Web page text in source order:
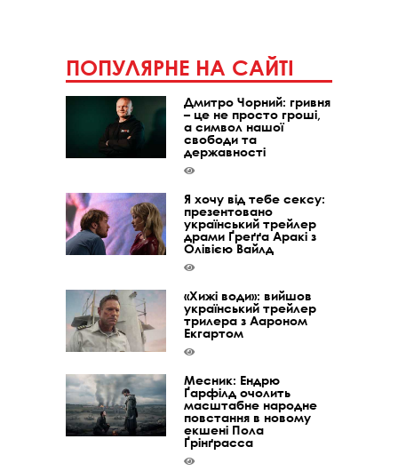
ПОПУЛЯРНЕ НА САЙТІ
Дмитро Чорний: гривня
– це не просто гроші,
а символ нашої
свободи та
державності
Я хочу від тебе сексу:
презентовано
український трейлер
драми Ґреґґа Аракі з
Олівією Вайлд
«Хижі води»: вийшов
український трейлер
трилера з Аароном
Екгартом
Месник: Ендрю
Ґарфілд очолить
масштабне народне
повстання в новому
екшені Пола
Ґрінґрасса